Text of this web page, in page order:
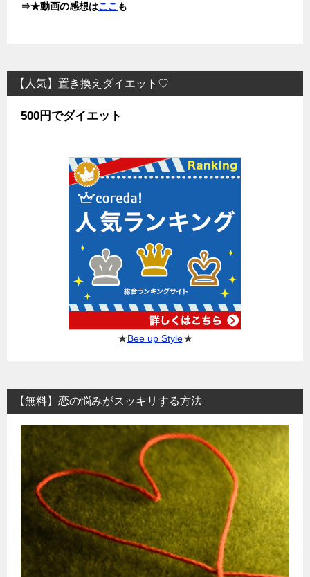
⇒★動画の感想はここ も
【人気】置き換えダイエット♡
500円でダイエット
★Bee up Style★
【無料】恋の悩みがスッキリする方法